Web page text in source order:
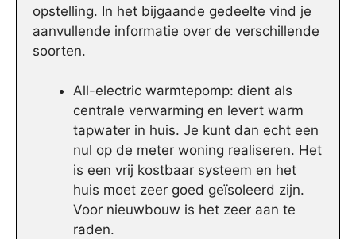
opstelling. In het bijgaande gedeelte vind je
aanvullende informatie over de verschillende
soorten.
All-electric warmtepomp: dient als
centrale verwarming en levert warm
tapwater in huis. Je kunt dan echt een
nul op de meter woning realiseren. Het
is een vrij kostbaar systeem en het
huis moet zeer goed geïsoleerd zijn.
Voor nieuwbouw is het zeer aan te
raden.